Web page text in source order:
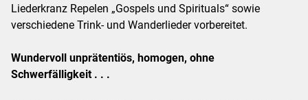
Liederkranz Repelen „Gospels und Spirituals“ sowie
verschiedene Trink- und Wanderlieder vorbereitet.
Wundervoll unprätentiös, homogen, ohne
Schwerfälligkeit . . .